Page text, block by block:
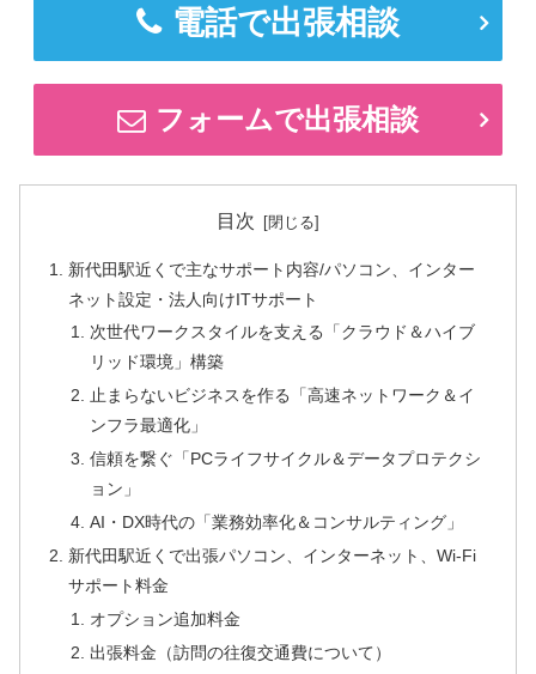
電話で出張相談
フォームで出張相談
目次
新代田駅近くで主なサポート内容/パソコン、インター
ネット設定・法人向けITサポート
次世代ワークスタイルを支える「クラウド＆ハイブ
リッド環境」構築
止まらないビジネスを作る「高速ネットワーク＆イ
ンフラ最適化」
信頼を繋ぐ「PCライフサイクル＆データプロテクシ
ョン」
AI・DX時代の「業務効率化＆コンサルティング」
新代田駅近くで出張パソコン、インターネット、Wi-Fi
サポート料金
オプション追加料金
出張料金（訪問の往復交通費について）